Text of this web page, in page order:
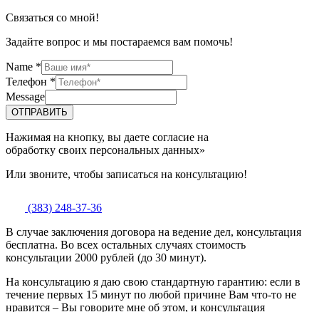
Связаться со мной!
Задайте вопрос и мы постараемся вам помочь!
Name *
Телефон *
Message
ОТПРАВИТЬ
Нажимая на кнопку, вы даете согласие на
обработку своих персональных данных»
Или звоните, чтобы записаться на консультацию!
(383) 248-37-36
В случае заключения договора на ведение дел, консультация
бесплатна. Во всех остальных случаях стоимость
консультации 2000 рублей (до 30 минут).
На консультацию я даю свою стандартную гарантию: если в
течение первых 15 минут по любой причине Вам что-то не
нравится – Вы говорите мне об этом, и консультация